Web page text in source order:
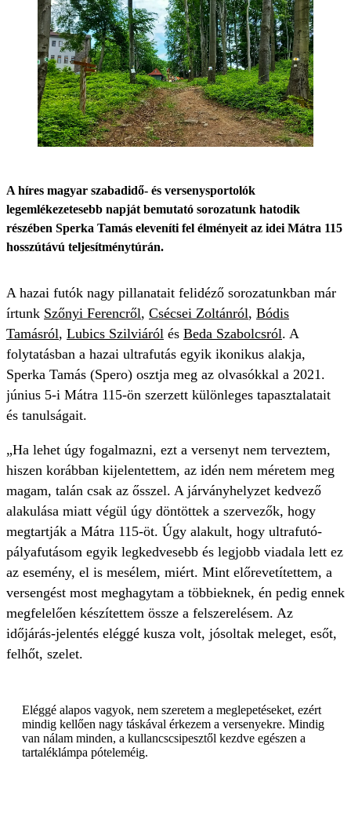
A híres magyar szabadidő- és versenysportolók
legemlékezetesebb napját bemutató sorozatunk hatodik
részében Sperka Tamás eleveníti fel élményeit az idei Mátra 115
hosszútávú teljesítménytúrán.
A hazai futók nagy pillanatait felidéző sorozatunkban már
írtunk Szőnyi Ferencről, Csécsei Zoltánról, Bódis
Tamásról, Lubics Szilviáról és Beda Szabolcsról. A
folytatásban a hazai ultrafutás egyik ikonikus alakja,
Sperka Tamás (Spero) osztja meg az olvasókkal a 2021.
június 5-i Mátra 115-ön szerzett különleges tapasztalatait
és tanulságait.
„Ha lehet úgy fogalmazni, ezt a versenyt nem terveztem,
hiszen korábban kijelentettem, az idén nem méretem meg
magam, talán csak az ősszel. A járványhelyzet kedvező
alakulása miatt végül úgy döntöttek a szervezők, hogy
megtartják a Mátra 115-öt. Úgy alakult, hogy ultrafutó-
pályafutásom egyik legkedvesebb és legjobb viadala lett ez
az esemény, el is mesélem, miért. Mint előrevetítettem, a
versengést most meghagytam a többieknek, én pedig ennek
megfelelően készítettem össze a felszerelésem. Az
időjárás-jelentés eléggé kusza volt, jósoltak meleget, esőt,
felhőt, szelet.
Eléggé alapos vagyok, nem szeretem a meglepetéseket, ezért
mindig kellően nagy táskával érkezem a versenyekre. Mindig
van nálam minden, a kullancscsipesztől kezdve egészen a
tartaléklámpa póteleméig.